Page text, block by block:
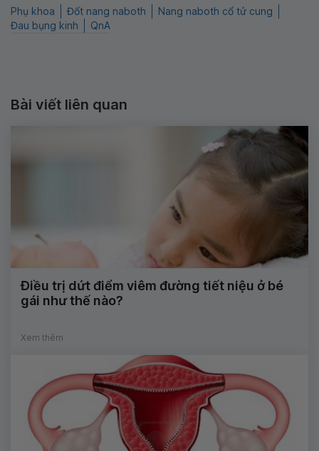
Phụ khoa Đốt nang naboth
Nang naboth cổ tử cung
Đau bụng kinh
QnA
Bài viết liên quan
Điều trị dứt điểm viêm đường tiết niệu ở bé
gái như thế nào?
Xem thêm